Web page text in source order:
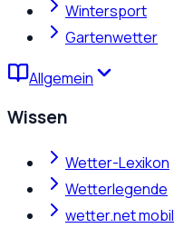
Wintersport
Gartenwetter
Allgemein
Wissen
Wetter-Lexikon
Wetterlegende
wetter.net mobil